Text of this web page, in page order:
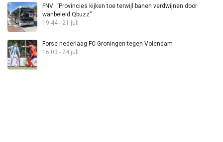
FNV: “Provincies kijken toe terwijl banen verdwijnen door
wanbeleid Qbuzz”
19:44 - 21 juli
Forse nederlaag FC Groningen tegen Volendam
16:03 - 24 juli